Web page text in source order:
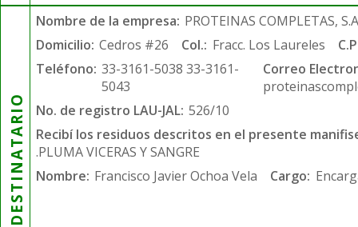
DESTINATARIO
Nombre de la empresa: PROTEINAS COMPLETAS,
Domicilio: Cedros #26 Col.: Fracc. Los Laureles
Teléfono: 33-3161-5038 33-3161-
5043
Correo
No. de registro LAU-JAL: 526/10
Recibí los residuos descritos en el presente
.PLUMA VICERAS Y SANGRE
Nombre: Francisco Javier Ochoa Vela Cargo: